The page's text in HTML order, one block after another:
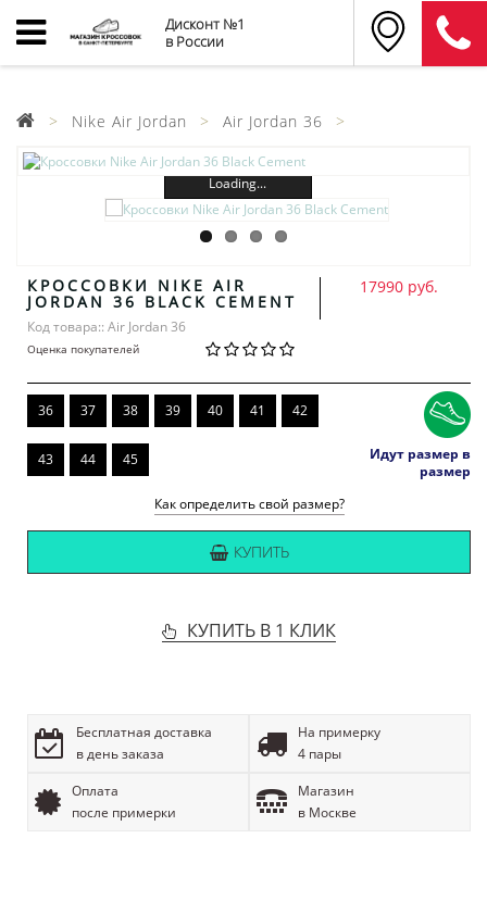
Дисконт №1
в России
Nike Air Jordan Air Jordan 36
Loading...
КРОССОВКИ NIKE AIR
JORDAN 36 BLACK CEMENT
Код товара:: Air Jordan 36
Оценка покупателей
17990 руб.
36 37 38 39 40 41 42
43 44 45
Идут размер в
размер
Как определить свой размер?
КУПИТЬ
КУПИТЬ В 1 КЛИК
Бесплатная доставка
в день заказа
На примерку
4 пары
Оплата
после примерки
Магазин
в Москве